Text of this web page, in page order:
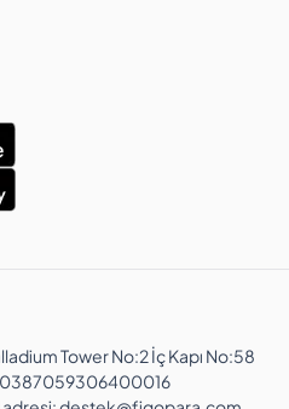
Tower No:2 İç Kapı No:58
0387059306400016